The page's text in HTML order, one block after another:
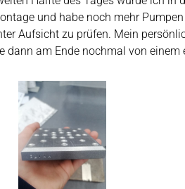
und habe noch mehr
Aufsicht zu prüfen. Mein
dann am Ende nochmal von